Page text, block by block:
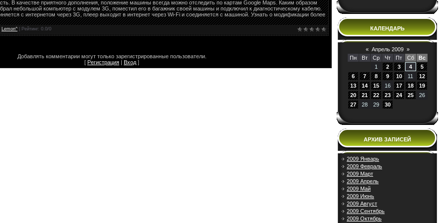
В качестве приятного дополнения, положение машины всегда можно отследить по картам Google Maps. Каким образом
небольшой компьютер с модулем 3G, поместил его в багажник своей машины и подключил к диагностическому кабелю.
с интернетом через 3G, плеер выходит в интернет через Wi-Fi и соединяется с машиной. Узнать о модификации более
Lemon^ | Рейтинг: 0.0/0
Добавлять комментарии могут только зарегистрированные пользователи.
[ Регистрация | Вход ]
КАЛЕНДАРЬ
« Апрель 2009 »
Пн
Вт Ср Чт Пт Сб
Вс
1
2 3 4
5
6
7 8 9 10 11
12
13
14 15 16 17 18
19
20
21 22 23 24 25
26
27
28 29 30
АРХИВ ЗАПИСЕЙ
2009 Январь
2009 Февраль
2009 Март
2009 Апрель
2009 Май
2009 Июнь
2009 Август
2009 Сентябрь
2009 Октябрь